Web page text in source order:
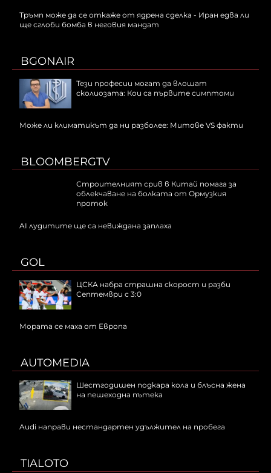
Тръмп може да се откаже от ядрена сделка - Иран едва ли
ще сглоби бомба в неговия мандат
BGONAIR
Тези професии могат да влошат
сколиозата: Кои са първите симптоми
Може ли климатикът да ни разболее: Митове VS факти
BLOOMBERGTV
Строителният срив в Китай помага за
облекчаване на болката от Ормузкия
проток
AI лудитите ще са невижданa заплаха
GOL
ЦСКА набра страшна скорост и разби
Септември с 3:0
Мората се маха от Европа
AUTOMEDIA
Шестгодишен подкара кола и блъсна жена
на пешеходна пътека
Audi направи нестандартен удължител на пробега
TIALOTO